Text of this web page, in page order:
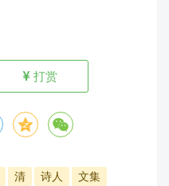
打赏
清 诗人
文集